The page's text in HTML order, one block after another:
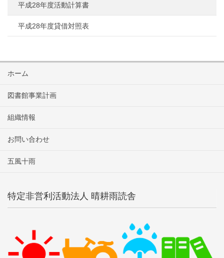
平成28年度活動計算書
平成28年度貸借対照表
ホーム
図書館事業計画
組織情報
お問い合わせ
五風十雨
特定非営利活動法人 晴耕雨読舎